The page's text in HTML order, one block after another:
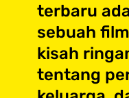
terbaru
sebuah
kisah
tentang